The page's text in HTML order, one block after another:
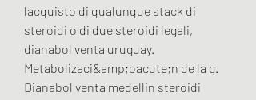
lacquisto di qualunque stack di
steroidi o di due steroidi legali,
dianabol venta uruguay.
Metabolizaci&amp;oacute;n de la g.
Dianabol venta medellin steroidi